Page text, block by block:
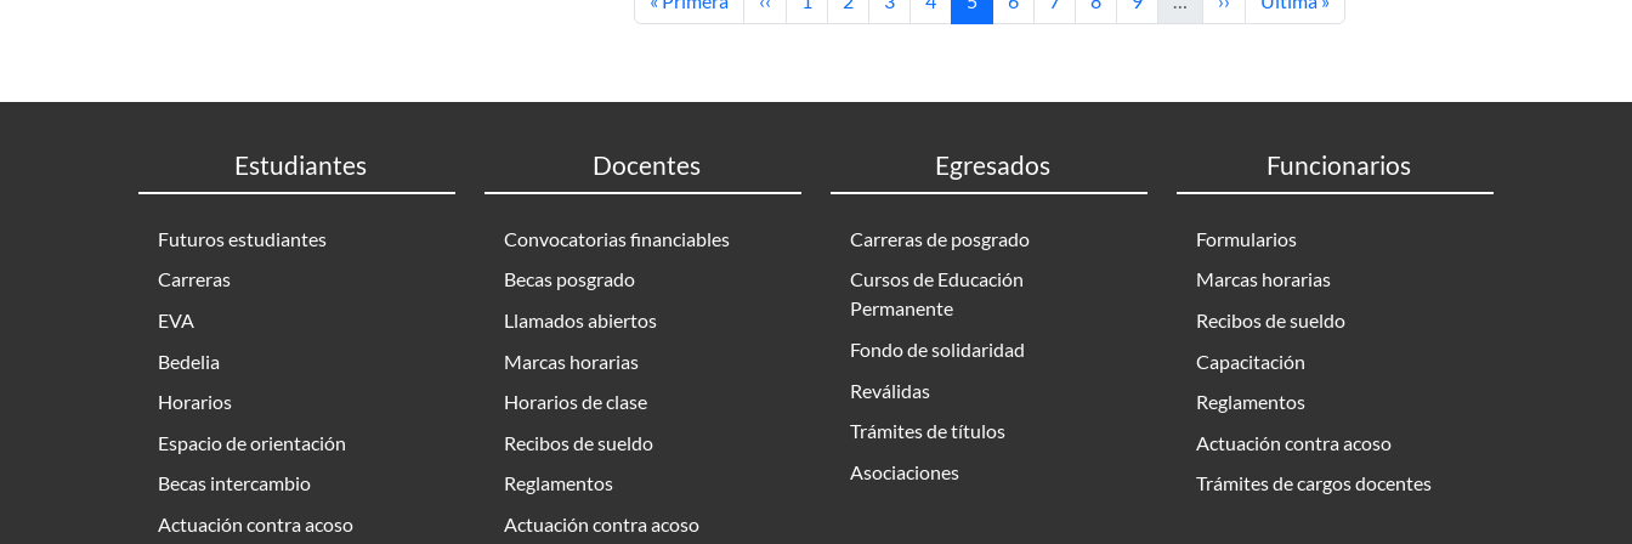
Estudiantes
Futuros estudiantes
Carreras
EVA
Bedelia
Horarios
Espacio de orientación
Becas intercambio
Actuación contra acoso
Docentes
Convocatorias financiables
Becas posgrado
Llamados abiertos
Marcas horarias
Horarios de clase
Recibos de sueldo
Reglamentos
Actuación contra acoso
Egresados
Carreras de posgrado
Cursos de Educación
Permanente
Fondo de solidaridad
Reválidas
Trámites de títulos
Asociaciones
Funcionarios
Formularios
Marcas horarias
Recibos de sueldo
Capacitación
Reglamentos
Actuación contra acoso
Trámites de cargos docentes